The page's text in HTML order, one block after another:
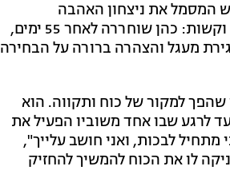
המסמל את ניצחון האהבה
והתקווה. השניים, שנחטפו ב-7 באוקטובר, עברו תקופות שבי נפרדות וקשות: כהן שוחררה לאחר 55 ימים,
חתונתם מהווה סגירת מעגל והצהרה ברורה על הבחירה
למקור של כוח ותקווה. הוא
קשים, עד לרגע שבו אחד משוביו הפעיל את
מתחיל לבכות, ואני חושב עלייך",
לו את הכוח להמשיך להחזיק